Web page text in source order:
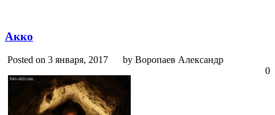
Акко
Posted on 3 января, 2017
by Воропаев Александр
0